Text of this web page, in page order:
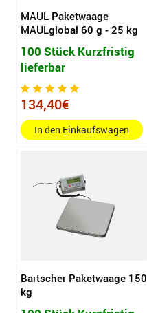
MAUL Paketwaage
MAULglobal 60 g - 25 kg
100 Stück Kurzfristig
lieferbar
134,40€
In den Einkaufswagen
Bartscher Paketwaage 150
kg